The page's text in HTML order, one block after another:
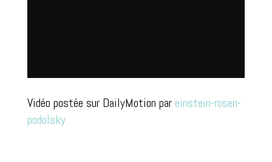
Vidéo postée sur DailyMotion par einstein-rosen-
podolsky